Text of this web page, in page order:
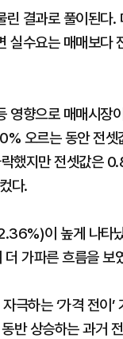
결과로 풀이된다.
실수요는 매매보다
영향으로 매매시장
오르는 동안 전
했지만 전셋값은
다.
이 높게 나타
가파른 흐름을 보
극하는 ‘가격 전이
반 상승하는 과거